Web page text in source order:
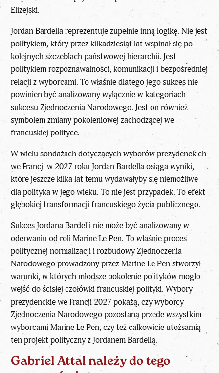
Elizejski.
Jordan Bardellareprezentuje zupełnie inną logikę. Nie jest
politykiem, który przez kilkadziesiąt lat wspinał się po
kolejnych szczeblach państwowej hierarchii. Jest
politykiem rozpoznawalności, komunikacji i bezpośredniej
relacji z wyborcami. To właśnie dlatego jego sukces nie
powinien być analizowany wyłącznie w kategoriach
sukcesu Zjednoczenia Narodowego. Jest on również
symbolem zmiany pokoleniowej zachodzącej we
francuskiej polityce.
W wielu sondażach dotyczących wyborów prezydenckich
we Francji w 2027 roku Jordan Bardella osiąga wyniki,
które jeszcze kilka lat temu wydawałyby się niemożliwe
dla polityka w jego wieku. To nie jest przypadek. To efekt
głębokiej transformacji francuskiego życia publicznego.
Sukces Jordana Bardelli nie może być analizowany w
oderwaniu od roliMarine Le Pen. To właśnie proces
politycznej normalizacji i rozbudowy Zjednoczenia
Narodowego prowadzony przez Marine Le Pen stworzył
warunki, w których młodsze pokolenie polityków mogło
wejść do ścisłej czołówki francuskiej polityki.Wybory
prezydenckie we Francji 2027 pokażą, czy wyborcy
Zjednoczenia Narodowego pozostaną przede wszystkim
wyborcami Marine Le Pen, czy też całkowicie utożsamią
ten projekt polityczny z Jordanem Bardellą.
Gabriel Attal należy do tego